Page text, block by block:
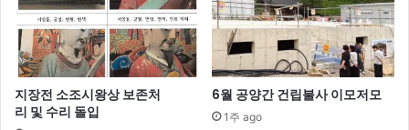
지장전 소조시왕상 보존처
리 및 수리 돌입
6월 공양간 건립불사 이모저모
1주 ago